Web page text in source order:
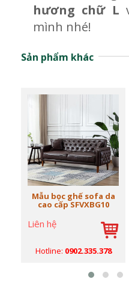
hương chữ L
mình nhé!
Sản phẩm khác
Mẫu bọc ghế sofa da
cao cấp SFVXBG10
Liên hệ
Hotline: 0902.335.378